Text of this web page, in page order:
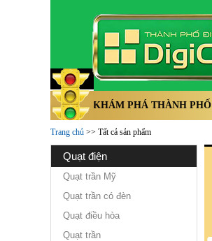
KHÁM PHÁ THÀNH PHỐ
Trang chủ >> Tất cả sản phẩm
quạt điện
Quạt trần Mỹ
Quạt trần có đèn
Quạt điều hòa
Quạt trần